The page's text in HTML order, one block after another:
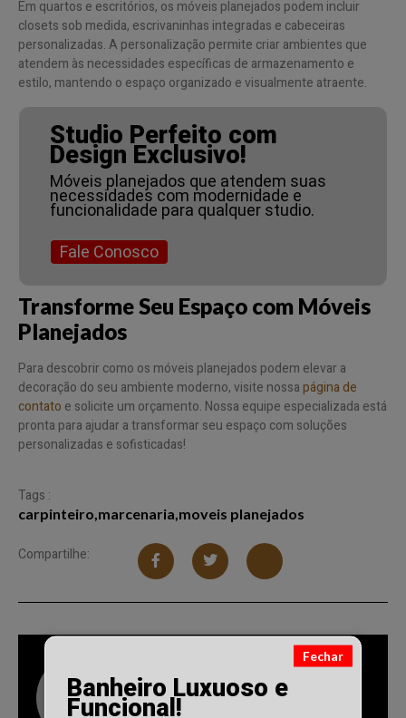
Em quartos e escritórios, os móveis planejados podem incluir
closets sob medida, escrivaninhas integradas e cabeceiras
personalizadas. A personalização permite criar ambientes que
atendem às necessidades específicas de armazenamento e
estilo, mantendo o espaço organizado e visualmente atraente.
Studio Perfeito com
Design Exclusivo!
Móveis planejados que atendem suas
necessidades com modernidade e
funcionalidade para qualquer studio.
Fale Conosco
Transforme Seu Espaço com Móveis
Planejados
Para descobrir como os móveis planejados podem elevar a
decoração do seu ambiente moderno, visite nossapágina de
contato e solicite um orçamento. Nossa equipe especializada está
pronta para ajudar a transformar seu espaço com soluções
personalizadas e sofisticadas!
Tags :
carpinteiro marcenaria moveis planejados
Compartilhe:
Reinaldo SAesl
Banheiro Luxuoso e
Funcional!
Fechar